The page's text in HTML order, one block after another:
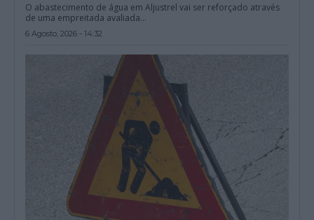
O abastecimento de água em Aljustrel vai ser reforçado através
de uma empreitada avaliada...
6 Agosto, 2026 - 14:32